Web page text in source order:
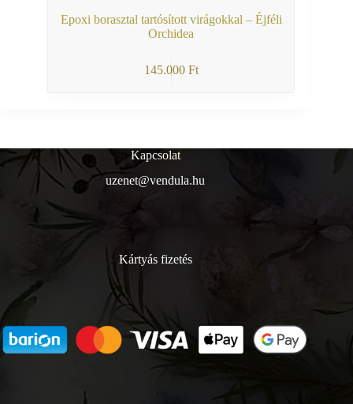
Epoxi borasztal tartósított virágokkal – Éjféli
Orchidea
145.000 Ft
Kapcsolat
uzenet@vendula.hu
Kártyás fizetés